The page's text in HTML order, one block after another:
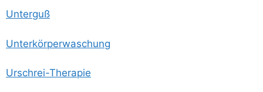
Unter­guß
Unter­kör­per­wa­schung
Urschrei-The­ra­pie